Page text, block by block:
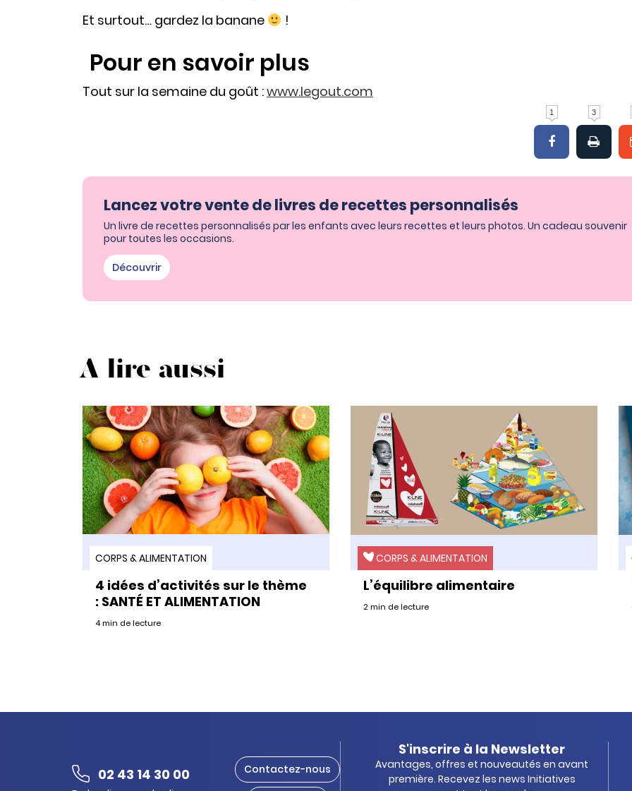
Et surtout… gardez la banane
!
Pour en savoir plus
Tout sur la semaine du goût :www.legout.com
1 3
Lancez votre vente de livres de recettes personnalisés
Un livre de recettes personnalisés par les enfants avec leurs recettes et leurs photos. Un cadeau souvenir
pour toutes les occasions.
Découvrir
A lire aussi
CORPS & ALIMENTATION
4 idées d’activités sur le thème
: SANTÉ ET ALIMENTATION
4 min de lecture
CORPS & ALIMENTATION
L’équilibre alimentaire
2 min de lecture
02 43 14 30 00 Contactez-nous
S'inscrire à la Newsletter
Avantages, offres et nouveautés en avant
première. Recevez les news Initiatives